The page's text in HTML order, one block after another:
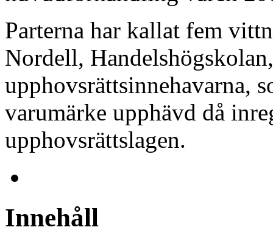
Parterna har kallat fem
Nordell,
upphovsrättsinnehavarna,
varumärke upphävd då
upphovsrättslagen.
Innehåll